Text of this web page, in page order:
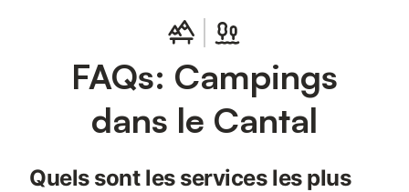
FAQs: Campings
dans le Cantal
Quels sont les services les plus